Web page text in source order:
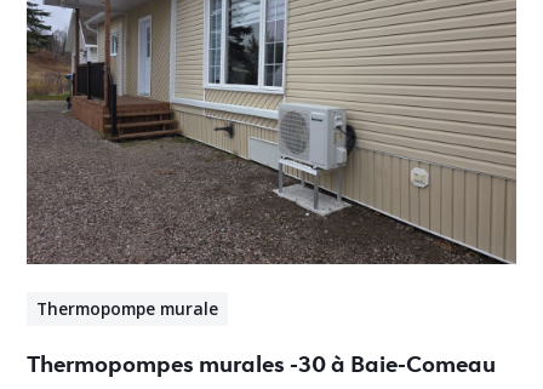
Thermopompe murale
Thermopompes murales -30 à Baie-Comeau